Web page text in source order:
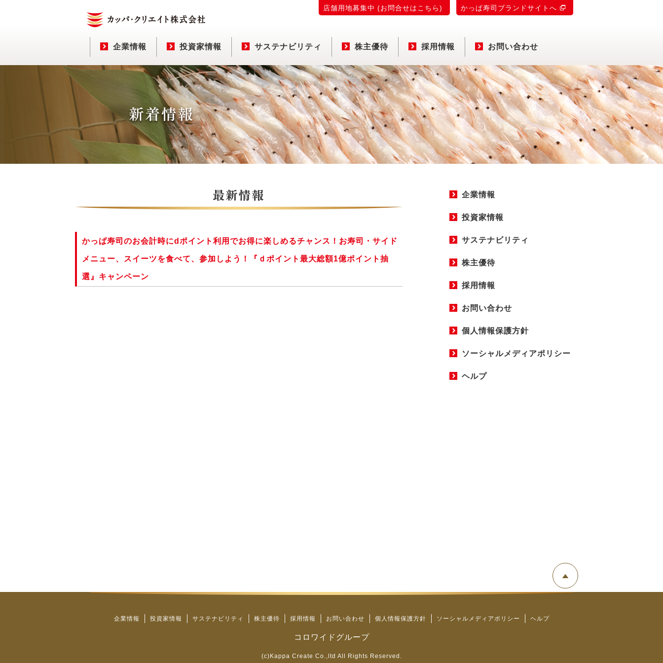
企業情報 投資家情報 サステナビリティ 株主優待 採用情報 お問い合わせ
店舗用地募集中 (お問合せはこちら) かっぱ寿司ブランドサイトへ
かっぱ寿司のお会計時にdポイント利用でお得に楽しめるチャンス！お寿司・サイド
メニュー、スイーツを食べて、参加しよう！『ｄポイント最大総額1億ポイント抽
選』キャンペーン
企業情報
投資家情報
サステナビリティ
株主優待
採用情報
お問い合わせ
個人情報保護方針
ソーシャルメディアポリシー
ヘルプ
企業情報 投資家情報 サステナビリティ 株主優待 採用情報 お問い合わせ 個人情報保護方針 ソーシャルメディアポリシー ヘルプ
コロワイドグループ
(c)Kappa Create Co.,ltd All Rights Reserved.